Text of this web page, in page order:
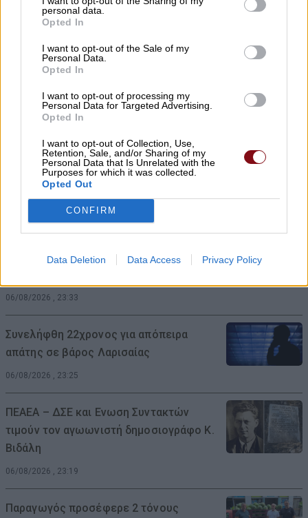
personal data.
Opted In
I want to opt-out of the Sale of my
Personal Data.
Opted In
I want to opt-out of processing my
Personal Data for Targeted Advertising.
Opted In
I want to opt-out of Collection, Use,
Retention, Sale, and/or Sharing of my
Personal Data that Is Unrelated with the
Purposes for which it was collected.
Opted Out
CONFIRM
Data Deletion Data Access Privacy Policy
Υπό ίδρυση η Αστική Μη
Κερδοσκοπική Εταιρεία
«ΚΟΙΝΩΦΕΛΕΣ ΕΡΓΟ ΔΗΜΗΤΡΙΟΥ
ΑΠΟΣΤΟΛΟΥ ΔΟΚΟΥ»
06/08/2026 , 23:55
Ο Λ. Κατσαρός αποχαιρετά τον Δημήτριο
Τσιουρή
06/08/2026 , 23:47
Κάλυψη κενών θέσεων στο Πρότυπο ΓΕΛ
06/08/2026 , 23:33
Συνελήφθη 22χρονος για απόπειρα
απάτης σε βάρος Λαρισαίας
06/08/2026 , 23:25
ΠΕΑΕΑ – ΔΣΕ και Ενωση Συντακτών
τιμούν τον αγωωνιστή δημοσιογράφο Κ.
Βιδάλη
06/08/2026 , 23:19
Παραγωγός προσέφερε 2 τόνους